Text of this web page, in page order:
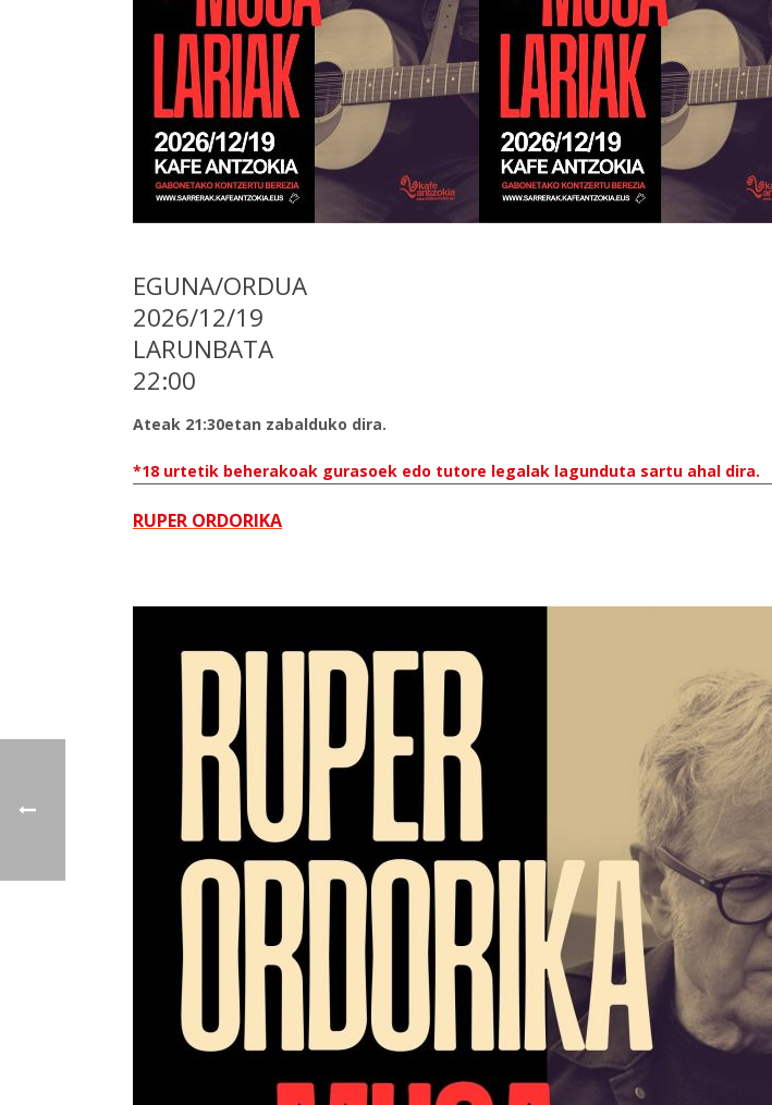
EGUNA/ORDUA
2026/12/19
LARUNBATA
22:00
Ateak 21:30etan zabalduko dira.
*18 urtetik beherakoak gurasoek edo tutore legalak lagunduta sartu ahal dira.
RUPER ORDORIKA